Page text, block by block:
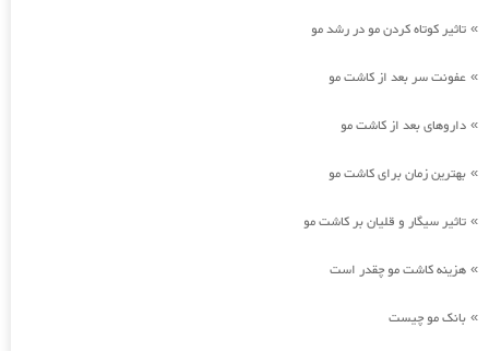
» تاثیر کوتاه کردن مو در رشد مو
» عفونت سر بعد از کاشت مو
» داروهای بعد از کاشت مو
» بهترین زمان برای کاشت مو
» تاثیر سیگار و قلیان بر کاشت مو
» هزینه کاشت مو چقدر است
» بانک مو چیست